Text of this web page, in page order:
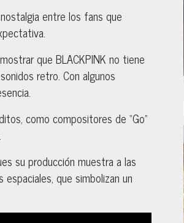
entre los fans que
que BLACKPINK no tiene
retro. Con algunos
como compositores de “Go”
su producción muestra a las
que simbolizan un